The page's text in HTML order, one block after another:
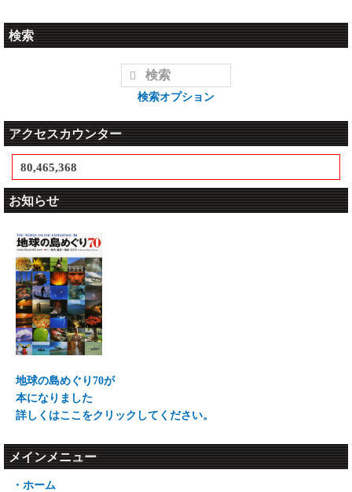
検索
検索オプション
アクセスカウンター
80,465,368
お知らせ
地球の島めぐり70が
本になりました
詳しくはここをクリックしてください。
メインメニュー
・ホーム